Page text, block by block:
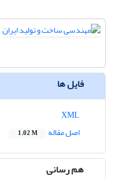
فایل ها
اصل مقاله
1.02 M
هم رسانی